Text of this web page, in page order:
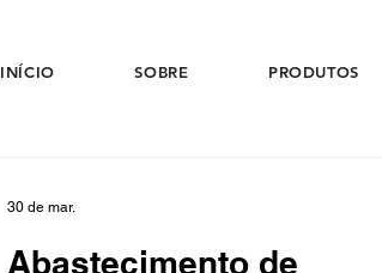
INÍCIO SOBRE PRODUTOS
Abastecimento de
30 de mar.